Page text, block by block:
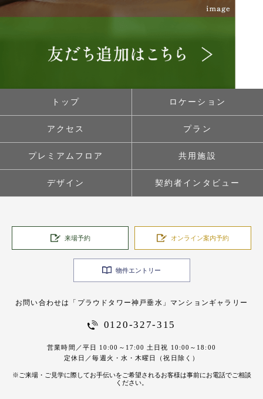
トップ ロケーション
アクセス プラン
プレミアムフロア 共用施設
デザイン 契約者インタビュー
来場予約 オンライン案内予約
物件エントリー
お問い合わせは「プラウドタワー神戸垂水」マンションギャラリー
0120-327-315
営業時間／平日 10:00～17:00 土日祝 10:00～18:00
定休日／毎週火・水・木曜日（祝日除く）
※ご来場・ご見学に際してお手伝いをご希望されるお客様は事前にお電話でご相談
ください。